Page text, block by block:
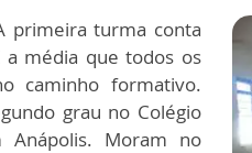
primeira turma conta
a média que todos os
caminho formativo.
grau no Colégio
Anápolis. Moram no